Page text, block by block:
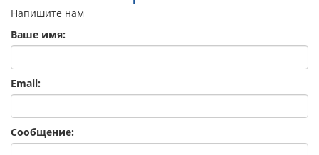
Напишите нам
Ваше имя:
Email:
Сообщение: